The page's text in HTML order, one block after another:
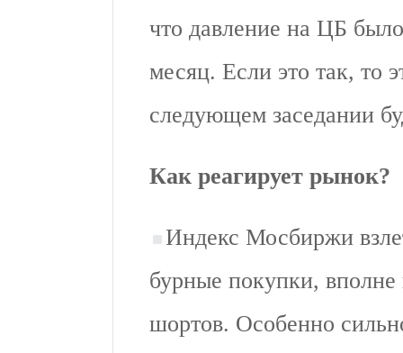
что давление на ЦБ
месяц. Если это так, то
следующем заседании
Как реагирует рынок?
Индекс Мосбиржи
бурные покупки, вполне
шортов. Особенно